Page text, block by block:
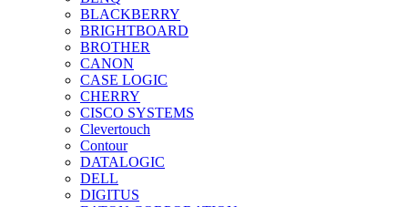
BLACKBERRY
BRIGHTBOARD
BROTHER
CANON
CASE LOGIC
CHERRY
CISCO SYSTEMS
Clevertouch
Contour
DATALOGIC
DELL
DIGITUS